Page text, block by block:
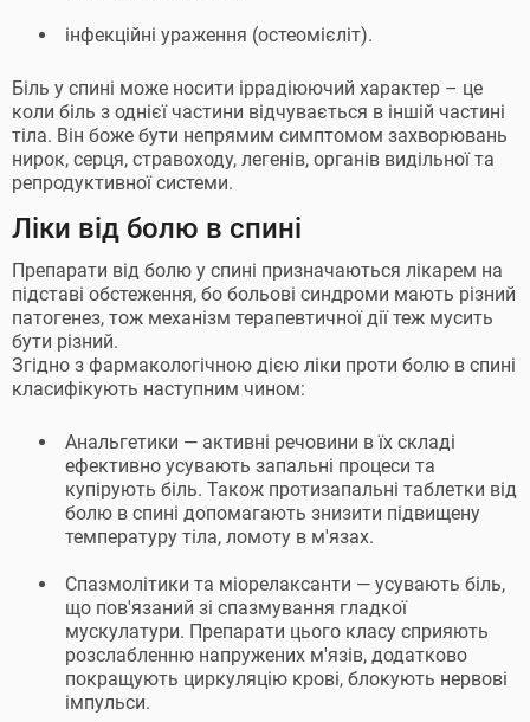
інфекційні ураження (остеомієліт).
Біль у спині може носити іррадіюючий характер – це
коли біль з однієї частини відчувається в іншій частині
тіла. Він боже бути непрямим симптомом захворювань
нирок, серця, стравоходу, легенів, органів видільної та
репродуктивної системи.
Ліки від болю в спині
Препарати від болю у спині призначаються лікарем на
підставі обстеження, бо больові синдроми мають різний
патогенез, тож механізм терапевтичної дії теж мусить
бути різний.
Згідно з фармакологічною дією ліки проти болю в спині
класифікують наступним чином:
Анальгетики — активні речовини в їх складі
ефективно усувають запальні процеси та
купірують біль. Також протизапальні таблетки від
болю в спині допомагають знизити підвищену
температуру тіла, ломоту в м'язах.
Спазмолітики та міорелаксанти — усувають біль,
що пов'язаний зі спазмування гладкої
мускулатури. Препарати цього класу сприяють
розслабленню напружених м'язів, додатково
покращують циркуляцію крові, блокують нервові
імпульси.